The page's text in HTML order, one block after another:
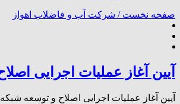
صفحه نخست / شرکت آب و فاضلاب اهواز
آیین آغاز عملیات اجرایی
آیین آغاز عملیات اجرایی اصلاح و توسعه